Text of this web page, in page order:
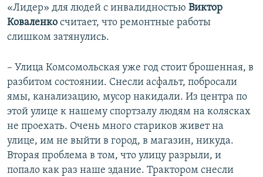
«Лидер» для людей с инвалидностью Виктор
Коваленко считает, что ремонтные работы
слишком затянулись.
– Улица Комсомольская уже год стоит брошенная, в
разбитом состоянии. Снесли асфальт, побросали
ямы, канализацию, мусор накидали. Из центра по
этой улице к нашему спортзалу людям на колясках
не проехать. Очень много стариков живет на
улице, им не выйти в город, в магазин, никуда.
Вторая проблема в том, что улицу разрыли, и
попало как раз наше здание. Трактором снесли